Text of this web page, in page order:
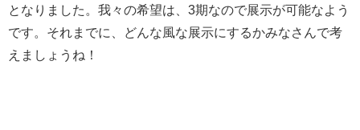
となりました。我々の希望は、3期なので展示が可能なよう
です。それまでに、どんな風な展示にするかみなさんで考
えましょうね！